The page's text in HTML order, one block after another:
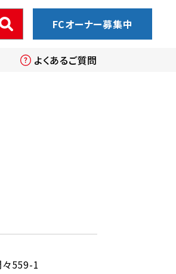
FCオーナー募集中
よくあるご質問
559-1